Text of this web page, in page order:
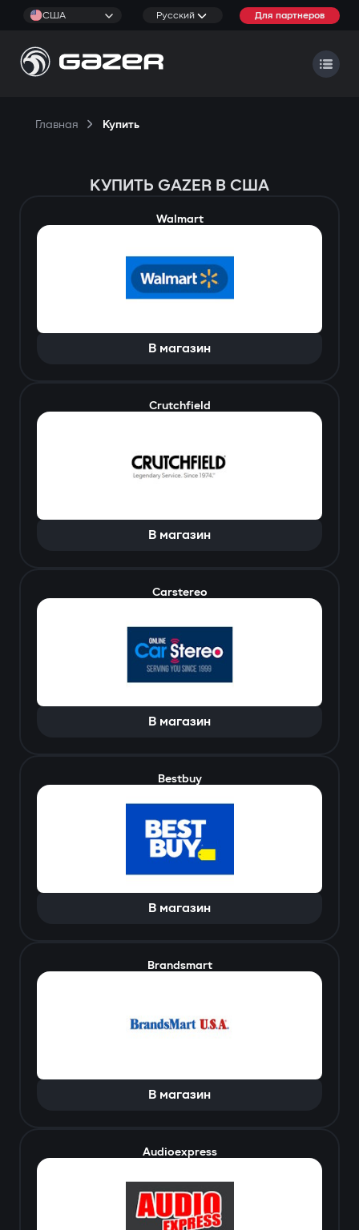
США Русский Для партнеров
Главная Купить
КУПИТЬ GAZER В США
Walmart
В магазин
Crutchfield
В магазин
Carstereo
В магазин
Bestbuy
В магазин
Brandsmart
В магазин
Audioexpress